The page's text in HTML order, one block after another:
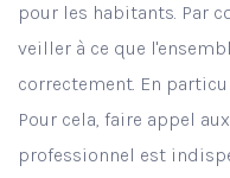
pour les habitants. Par
veiller à ce que
correctement. En
Pour cela, faire appel
professionnel est